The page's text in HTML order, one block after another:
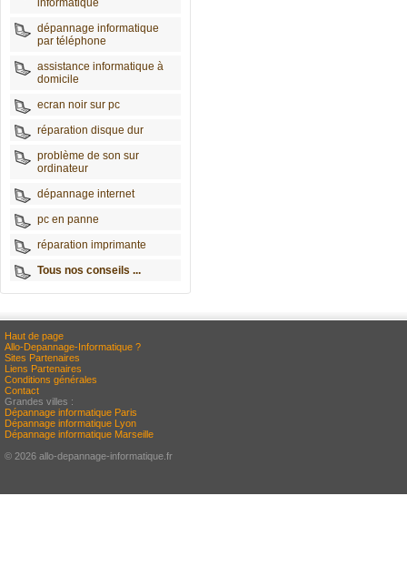
informatique
dépannage informatique
par téléphone
assistance informatique à
domicile
ecran noir sur pc
réparation disque dur
problème de son sur
ordinateur
dépannage internet
pc en panne
réparation imprimante
Tous nos conseils ...
Haut de page
Allo-Depannage-Informatique ?
Sites Partenaires
Liens Partenaires
Conditions générales
Contact
Grandes villes :
Dépannage informatique Paris
Dépannage informatique Lyon
Dépannage informatique Marseille
© 2026 allo-depannage-informatique.fr